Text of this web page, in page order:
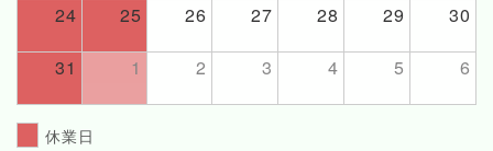
24 25 26 27 28 29 30
31 1 2 3 4 5 6
休業日